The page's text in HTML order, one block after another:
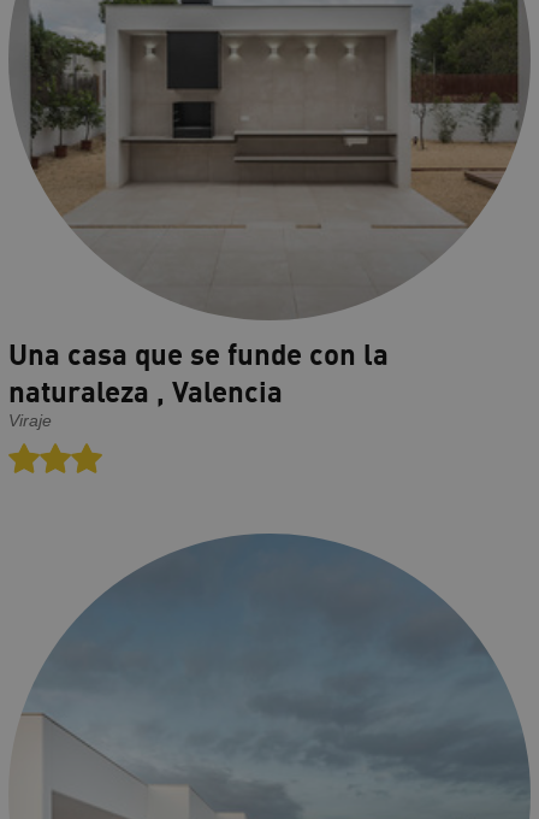
Una casa que se funde con la
naturaleza , Valencia
Viraje